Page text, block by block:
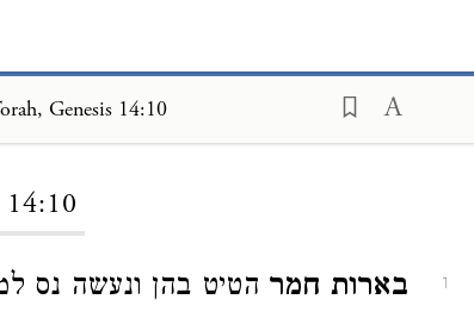
Genesis 14:10
14:10
1 בארות חמר הטיט בהן ונעשה נס